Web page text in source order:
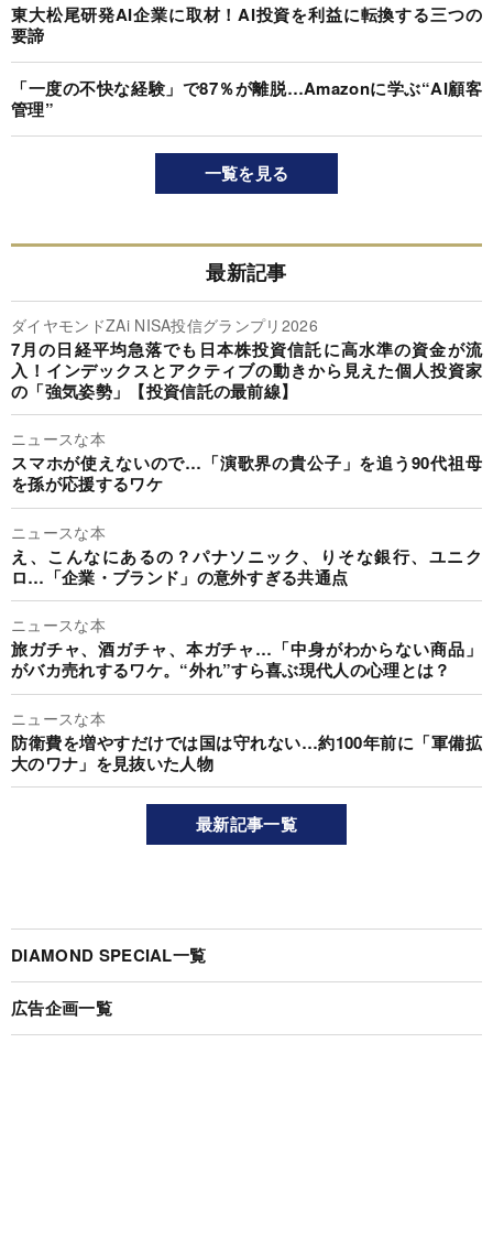
東大松尾研発AI企業に取材！AI投資を利益に転換する三つの
要諦
「一度の不快な経験」で87％が離脱…Amazonに学ぶ“AI顧客
管理”
一覧を見る
最新記事
ダイヤモンドZAi NISA投信グランプリ2026
7月の日経平均急落でも日本株投資信託に高水準の資金が流
入！インデックスとアクティブの動きから見えた個人投資家
の「強気姿勢」【投資信託の最前線】
ニュースな本
スマホが使えないので…「演歌界の貴公子」を追う90代祖母
を孫が応援するワケ
ニュースな本
え、こんなにあるの？パナソニック、りそな銀行、ユニク
ロ…「企業・ブランド」の意外すぎる共通点
ニュースな本
旅ガチャ、酒ガチャ、本ガチャ…「中身がわからない商品」
がバカ売れするワケ。“外れ”すら喜ぶ現代人の心理とは？
ニュースな本
防衛費を増やすだけでは国は守れない…約100年前に「軍備拡
大のワナ」を見抜いた人物
最新記事一覧
DIAMOND SPECIAL一覧
広告企画一覧